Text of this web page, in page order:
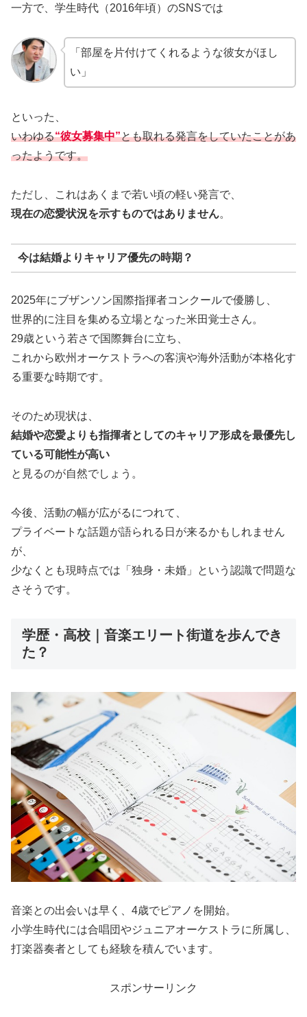
一方で、学生時代（2016年頃）のSNSでは
「部屋を片付けてくれるような彼女がほし
い」
といった、
いわゆる“彼女募集中”とも取れる発言をしていたことがあ
ったようです。
ただし、これはあくまで若い頃の軽い発言で、
現在の恋愛状況を示すものではありません。
今は結婚よりキャリア優先の時期？
2025年にブザンソン国際指揮者コンクールで優勝し、
世界的に注目を集める立場となった米田覚士さん。
29歳という若さで国際舞台に立ち、
これから欧州オーケストラへの客演や海外活動が本格化す
る重要な時期です。
そのため現状は、
結婚や恋愛よりも指揮者としてのキャリア形成を最優先し
ている可能性が高い
と見るのが自然でしょう。
今後、活動の幅が広がるにつれて、
プライベートな話題が語られる日が来るかもしれません
が、
少なくとも現時点では「独身・未婚」という認識で問題な
さそうです。
学歴・高校｜音楽エリート街道を歩んでき
た？
音楽との出会いは早く、4歳でピアノを開始。
小学生時代には合唱団やジュニアオーケストラに所属し、
打楽器奏者としても経験を積んでいます。
スポンサーリンク